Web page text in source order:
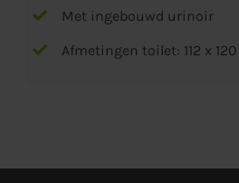
Met ingebouwd urinoir
Afmetingen toilet: 112 x